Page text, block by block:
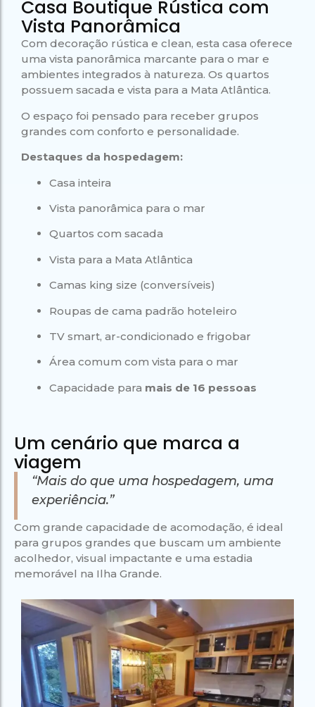
Paradisíacas
Gruta
do
Acaiá
Lagoa
Escuna
Romântico
no Saco do
Céu
Despedida
de Solteira
Tour na
Ilha
Bate e
Rio x
Ilha
Grande
Gruta
do
Acaiá
Lagoa
Azul de
Escuna
no Saco do
Céu
Despedida
de Solteira
Caipirinha
Ilha
Grande
Passeio
Volta
Rio x
Grande
Casa Boutique Rústica com
Vista Panorâmica
Com decoração rústica e clean, esta casa oferece
uma vista panorâmica marcante para o mar e
ambientes integrados à natureza. Os quartos
possuem sacada e vista para a Mata Atlântica.
O espaço foi pensado para receber grupos
grandes com conforto e personalidade.
Destaques da hospedagem:
Casa inteira
Vista panorâmica para o mar
Quartos com sacada
Vista para a Mata Atlântica
Camas king size (conversíveis)
Roupas de cama padrão hoteleiro
TV smart, ar-condicionado e frigobar
Área comum com vista para o mar
Capacidade para mais de 16 pessoas
Um cenário que marca a
viagem
“Mais do que uma hospedagem, uma
experiência.”
Com grande capacidade de acomodação, é ideal
para grupos grandes que buscam um ambiente
acolhedor, visual impactante e uma estadia
memorável na Ilha Grande.